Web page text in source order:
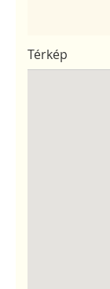
Térkép